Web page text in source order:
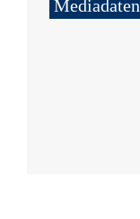
Mediadaten